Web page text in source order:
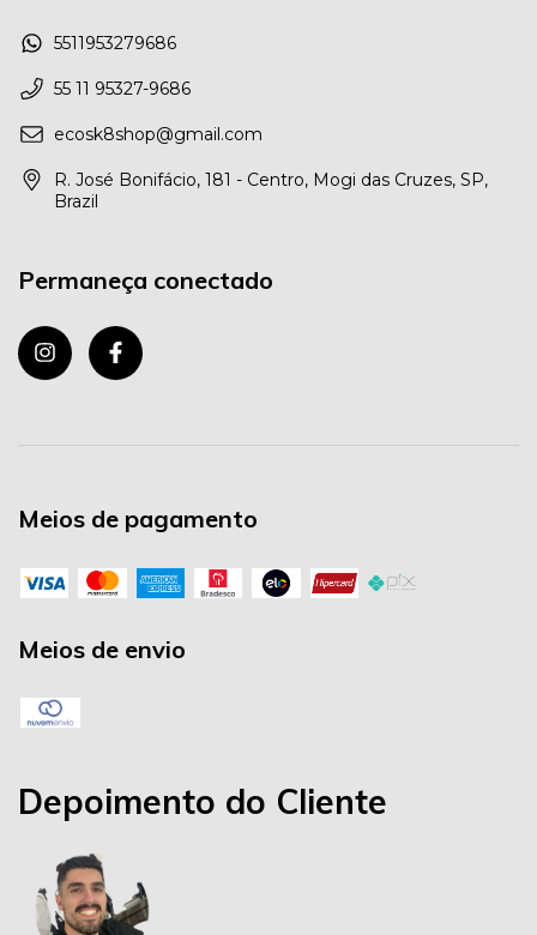
5511953279686
55 11 95327-9686
ecosk8shop@gmail.com
R. José Bonifácio, 181 - Centro, Mogi das Cruzes, SP,
Brazil
Permaneça conectado
Meios de pagamento
Meios de envio
Depoimento do Cliente